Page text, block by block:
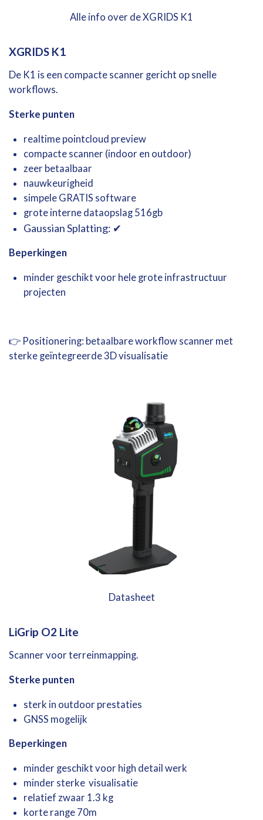
Alle info over de XGRIDS K1
XGRIDS K1
De K1 is een compacte scanner gericht op snelle
workflows.
Sterke punten
realtime pointcloud preview
compacte scanner (indoor en outdoor)
zeer betaalbaar
nauwkeurigheid
simpele GRATIS software
grote interne dataopslag 516gb
GaussianSplatting: ✔
Beperkingen
minder geschikt voor hele grote infrastructuur
projecten
👉 Positionering: betaalbare workflow scanner met
sterke geïntegreerde 3D visualisatie
Datasheet
LiGrip O2 Lite
Scanner voor terreinmapping.
Sterke punten
sterk in outdoor prestaties
GNSS mogelijk
Beperkingen
minder geschikt voor high detail werk
minder sterke visualisatie
relatief zwaar 1.3 kg
korte range 70m